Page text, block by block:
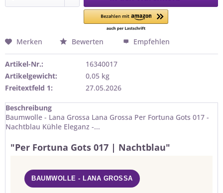
Merken Bewerten Empfehlen
Artikel-Nr.:
16340017
Artikelgewicht:
0,05 kg
Freitextfeld 1:
27.05.2026
Beschreibung
Baumwolle - Lana Grossa Lana Grossa Per Fortuna Gots 017 -
Nachtblau Kühle Eleganz -...
"Per Fortuna Gots 017 | Nachtblau"
BAUMWOLLE - LANA GROSSA